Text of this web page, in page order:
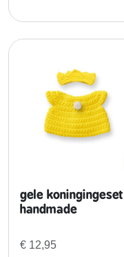
t
l
gele koningingeset
handmade
€ 12,95